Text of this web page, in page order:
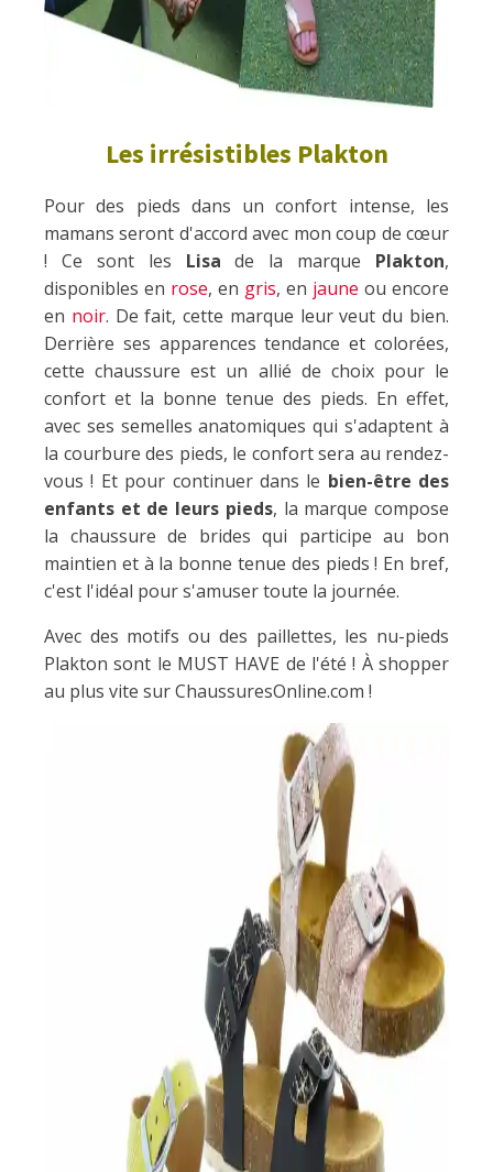
Les irrésistibles Plakton
Pour des pieds dans un confort intense, les
mamans seront d'accord avec mon coup de cœur
! Ce sont les Lisa de la marque Plakton,
disponibles en rose, en gris, en jaune ou encore
en noir. De fait, cette marque leur veut du bien.
Derrière ses apparences tendance et colorées,
cette chaussure est un allié de choix pour le
confort et la bonne tenue des pieds. En effet,
avec ses semelles anatomiques qui s'adaptent à
la courbure des pieds, le confort sera au rendez-
vous ! Et pour continuer dans le bien-être des
enfants et de leurs pieds, la marque compose
la chaussure de brides qui participe au bon
maintien et à la bonne tenue des pieds ! En bref,
c'est l'idéal pour s'amuser toute la journée.
Avec des motifs ou des paillettes, les nu-pieds
Plakton sont le MUST HAVE de l'été ! À shopper
au plus vite sur ChaussuresOnline.com !